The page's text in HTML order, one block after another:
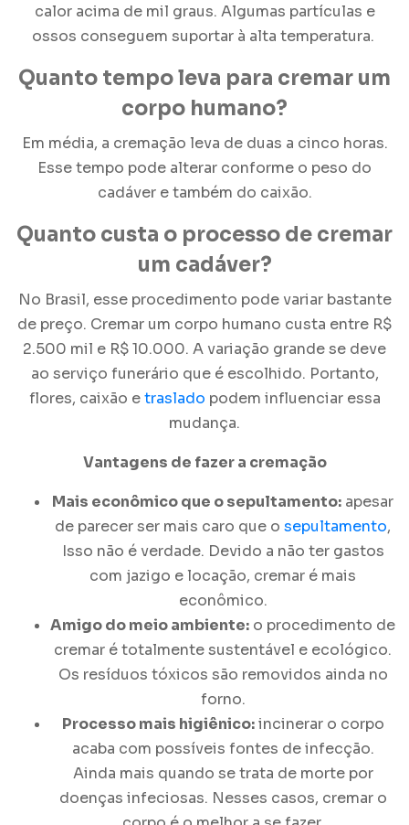
calor acima de mil graus. Algumas partículas e
ossos conseguem suportar à alta temperatura.
Quanto tempo leva para cremar um
corpo humano?
Em média, a cremação leva de duas a cinco horas.
Esse tempo pode alterar conforme o peso do
cadáver e também do caixão.
Quanto custa o processo de cremar
um cadáver?
No Brasil, esse procedimento pode variar bastante
de preço. Cremar um corpo humano custa entre R$
2.500 mil e R$ 10.000. A variação grande se deve
ao serviço funerário que é escolhido. Portanto,
flores, caixão etraslado podem influenciar essa
mudança.
Vantagens de fazer a cremação
Mais econômico que o sepultamento: apesar
de parecer ser mais caro que o sepultamento,
Isso não é verdade. Devido a não ter gastos
com jazigo e locação, cremar é mais
econômico.
Amigo do meio ambiente: o procedimento de
cremar é totalmente sustentável e ecológico.
Os resíduos tóxicos são removidos ainda no
forno.
Processo mais higiênico:incinerar o corpo
acaba com possíveis fontes de infecção.
Ainda mais quando se trata de morte por
doenças infeciosas. Nesses casos, cremar o